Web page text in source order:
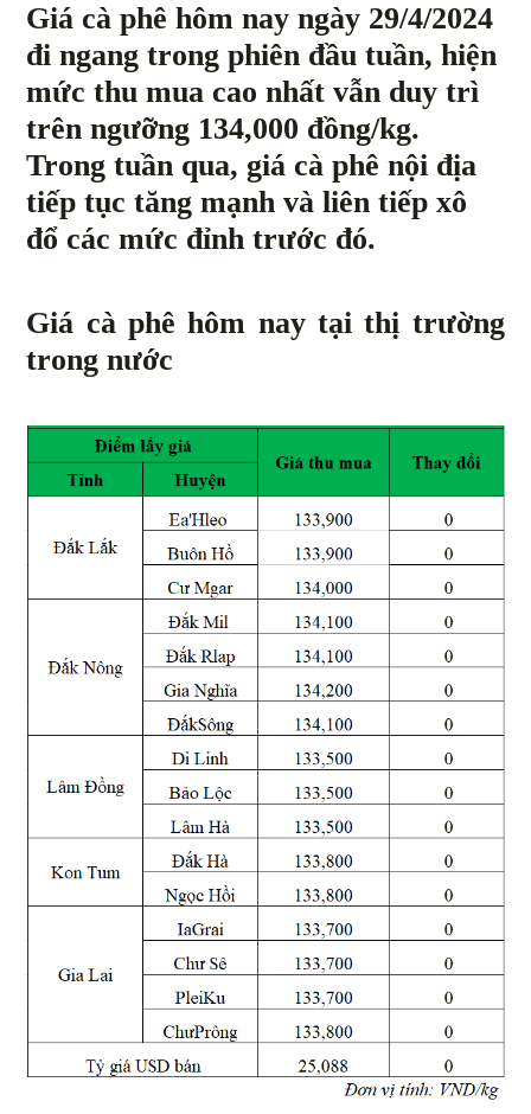
Giá cà phê hôm nay ngày 29/4/2024
đi ngang trong phiên đầu tuần, hiện
mức thu mua cao nhất vẫn duy trì
trên ngưỡng 134,000 đồng/kg.
Trong tuần qua, giá cà phê nội địa
tiếp tục tăng mạnh và liên tiếp xô
đổ các mức đỉnh trước đó.
Giá cà phê hôm nay tại thị trường
trong nước